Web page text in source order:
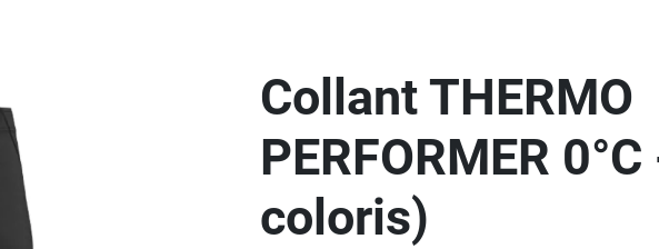
Collant THERMO
PERFORMER
coloris)